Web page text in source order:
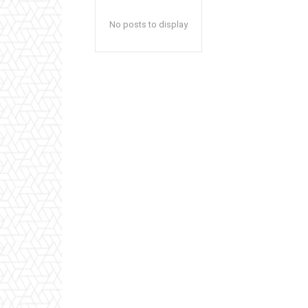
No posts to display